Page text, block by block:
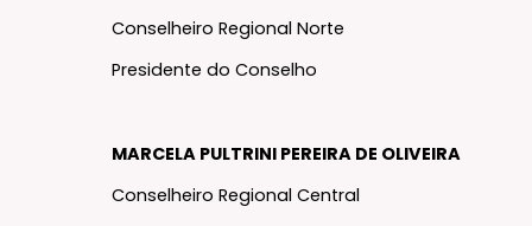
Conselheiro Regional Norte
Presidente do Conselho
MARCELA PULTRINI PEREIRA DE OLIVEIRA
Conselheiro Regional Central